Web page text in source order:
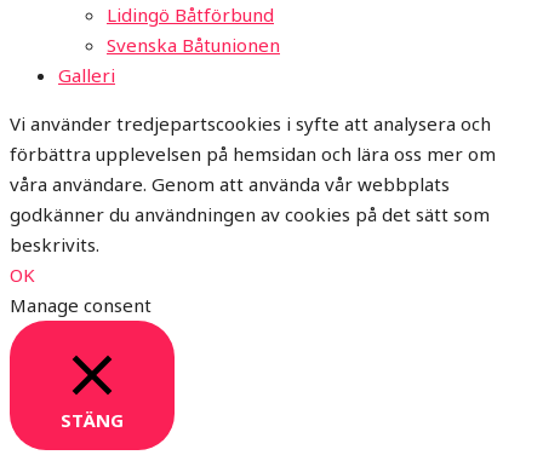
Lidingö Båtförbund
Svenska Båtunionen
Galleri
Vi använder tredjepartscookies i syfte att analysera och
förbättra upplevelsen på hemsidan och lära oss mer om
våra användare. Genom att använda vår webbplats
godkänner du användningen av cookies på det sätt som
beskrivits.
OK
Manage consent
STÄNG